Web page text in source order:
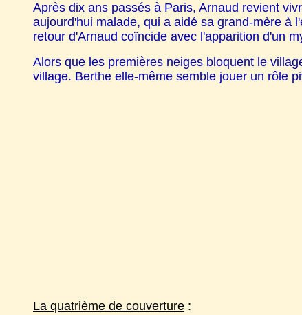
Après dix ans passés à Paris, Arnaud revient
aujourd'hui malade, qui a aidé sa grand-mère à
retour d'Arnaud coïncide avec l'apparition d'un
Alors que les premières neiges bloquent le
village. Berthe elle-même semble jouer un rôle
La quatrième de couverture :